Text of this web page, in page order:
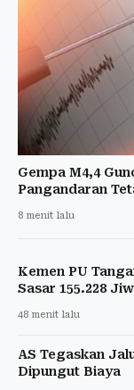
Gempa M4,4
Pangandaran
8 menit lalu
Kemen PU
Sasar 155.228
48 menit lalu
AS Tegaskan
Dipungut Biaya